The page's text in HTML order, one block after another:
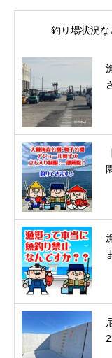
釣り場状況な